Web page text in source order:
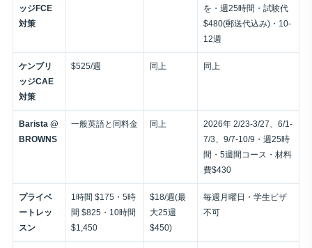
ッジFCE
対策
を・週25時間・試験代
$480(郵送代込み)・10-
12週
ケンブリ
ッジCAE
対策
$525/週 同上 同上
Barista @
BROWNS
一般英語と同料金 同上
2026年 2/23-3/27、6/1-
7/3、9/7-10/9・週25時
間・5週間コース・材料
費$430
プライベ
ートレッ
スン
1時間 $175・5時
間 $825・10時間
$1,450
$18/週(最
大25週
$450)
毎週月曜日・学生ビザ
不可